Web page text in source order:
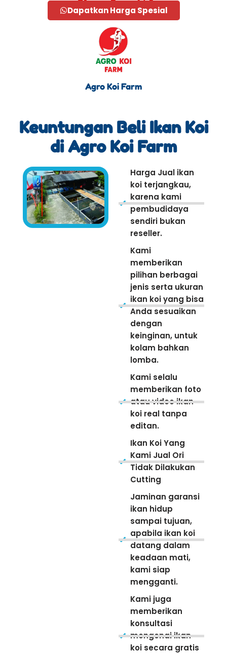
Dapatkan Harga Spesial
Agro Koi Farm
Keuntungan Beli Ikan Koi
di Agro Koi Farm
Harga Jual ikan
koi terjangkau,
karena kami
pembudidaya
sendiri bukan
reseller.
Kami
memberikan
pilihan berbagai
jenis serta ukuran
ikan koi yang bisa
Anda sesuaikan
dengan
keinginan, untuk
kolam bahkan
lomba.
Kami selalu
memberikan foto
atau video ikan
koi real tanpa
editan.
Ikan Koi Yang
Kami Jual Ori
Tidak Dilakukan
Cutting
Jaminan garansi
ikan hidup
sampai tujuan,
apabila ikan koi
datang dalam
keadaan mati,
kami siap
mengganti.
Kami juga
memberikan
konsultasi
mengenai ikan
koi secara gratis